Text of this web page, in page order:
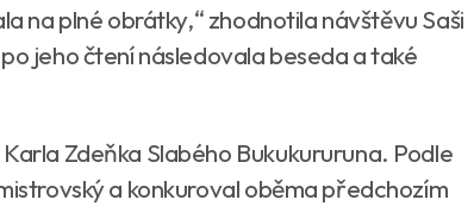
na plné obrátky,“ zhodnotila návštěvu Saši
jeho čtení následovala beseda a také
Zdeňka Slabého Bukukururuna. Podle
a konkuroval oběma předchozím